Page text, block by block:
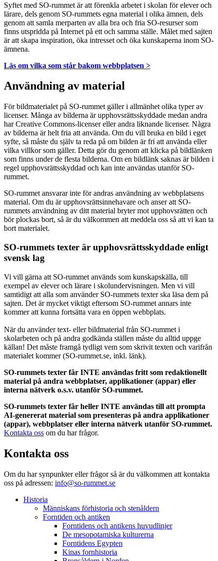
Syftet med SO-rummet är att förenkla arbetet i skolan för elever och
lärare, dels genom SO-rummets egna material i olika ämnen, dels
genom att samla merparten av alla bra och fria SO-resurser som
finns utspridda på Internet på ett och samma ställe. Målet med sajten
är att skapa inspiration, öka intresset och öka kunskaperna inom SO-
ämnena.
Läs om vilka som står bakom webbplatsen >
Användning av material
För bildmaterialet på SO-rummet gäller i allmänhet olika typer av
licenser. Många av bilderna är upphovsrättsskyddade medan andra
har Creative Commons-licenser eller andra liknande licenser. Några
av bilderna är helt fria att använda. Om du vill bruka en bild i eget
syfte, så måste du själv ta reda på om bilden är fri att använda eller
vilka villkor som gäller. Detta gör du genom att klicka på bildlänken
som finns under de flesta bilderna. Om en bildlänk saknas är bilden i
regel upphovsrättsskyddad och kan inte användas utanför SO-
rummet.
SO-rummet ansvarar inte för andras användning av webbplatsens
material. Om du är upphovsrättsinnehavare och anser att SO-
rummets användning av ditt material bryter mot upphovsrätten och
bör plockas bort, så är du välkommen att meddela oss så att vi kan ta
bort materialet.
SO-rummets texter är upphovsrättsskyddade enligt
svensk lag
Vi vill gärna att SO-rummet används som kunskapskälla, till
exempel av elever och lärare i skolundervisningen. Men vi vill
samtidigt att alla som använder SO-rummets texter ska läsa dem på
sajten. Det är mycket viktigt eftersom SO-rummet annars inte
kommer att kunna fortsätta vara en öppen webbplats.
När du använder text- eller bildmaterial från SO-rummet i
skolarbeten och på andra godkända ställen måste du alltid uppge
källan! Det måste framgå tydligt vem som skrivit texten och varifrån
materialet kommer (SO-rummet.se, inkl. länk).
SO-rummets texter får INTE användas fritt som redaktionellt
material på andra webbplatser, applikationer (appar) eller
interna nätverk o.s.v. utanför SO-rummet.
SO-rummets texter får heller INTE användas till att prompta
AI-genererat material som presenteras på andra applikationer
(appar), webbplatser eller interna nätverk utanför SO-rummet.
Kontakta oss om du har frågor.
Kontakta oss
Om du har synpunkter eller frågor så är du välkommen att kontakta
oss på adressen: info@so-rummet.se
Historia
Människans förhistoria och stenåldern
Forntiden och antiken
Forntidens och antikens huvudlinjer
De mesopotamiska kulturerna
Forntidens Egypten
Kinas fornhistoria